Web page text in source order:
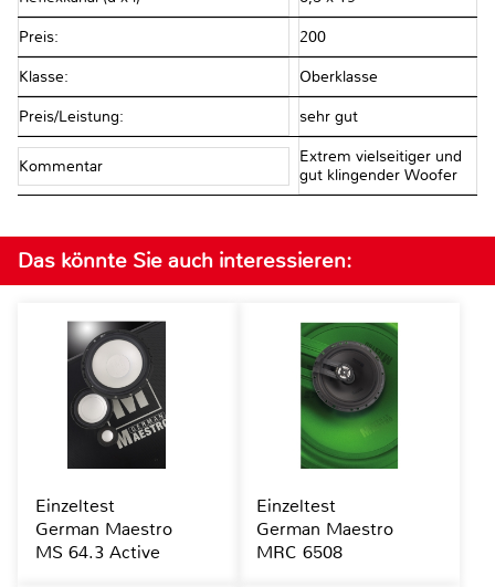
Preis: 200
Klasse: Oberklasse
Preis/Leistung: sehr gut
Kommentar
Extrem vielseitiger und
gut klingender Woofer
Das könnte Sie auch interessieren:
Einzeltest
German Maestro
MS 64.3 Active
Einzeltest
German Maestro
MRC 6508